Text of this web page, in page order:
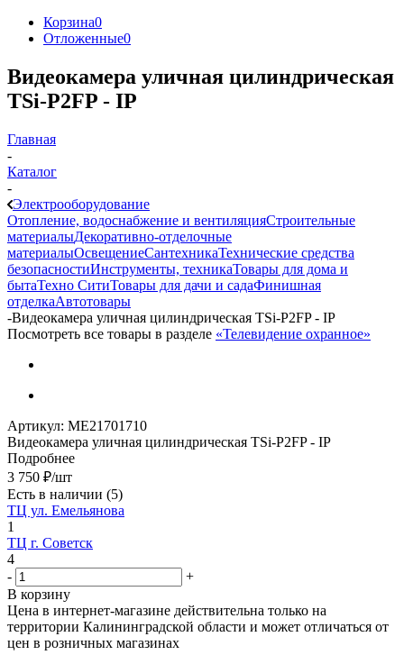
Корзина0
Отложенные0
Видеокамера уличная цилиндрическая
TSi-P2FP - IP
Главная
-
Каталог
-
Электрооборудование
Отопление, водоснабжение и вентиляцияСтроительные
материалыДекоративно-отделочные
материалыОсвещениеСантехникаТехнические средства
безопасностиИнструменты, техникаТовары для дома и
бытаТехно СитиТовары для дачи и садаФинишная
отделкаАвтотовары
-Видеокамера уличная цилиндрическая TSi-P2FP - IP
Посмотреть все товары в разделе «Телевидение охранное»
Артикул: МЕ21701710
Видеокамера уличная цилиндрическая TSi-P2FP - IP
Подробнее
3 750 ₽/шт
Есть в наличии (5)
ТЦ ул. Емельянова
1
ТЦ г. Советск
4
-
+
В корзину
Цена в интернет-магазине действительна только на
территории Калининградской области и может отличаться от
цен в розничных магазинах